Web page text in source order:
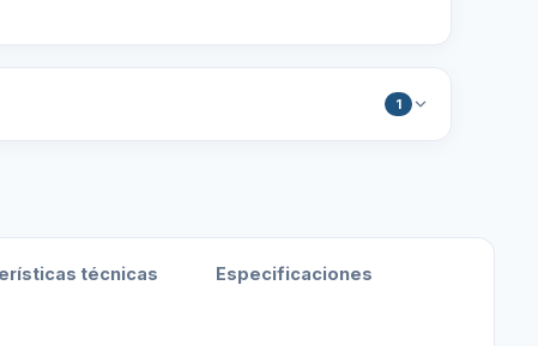
1
técnicas Especificaciones